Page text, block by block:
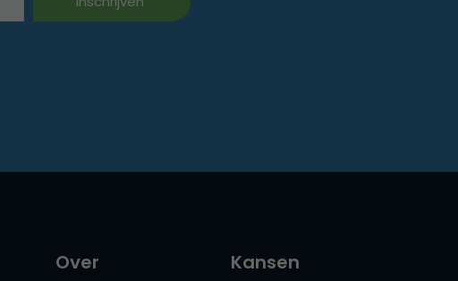
Over Kansen